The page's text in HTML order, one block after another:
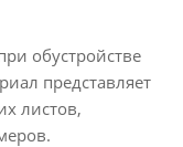
обустройстве
представляет
листов,